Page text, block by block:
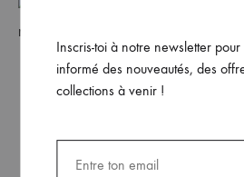
Sweat-shirt Unisexe logo
noir Ellbana
Inscris-toi à notre newsletter
informé des nouveautés, des
collections à venir !